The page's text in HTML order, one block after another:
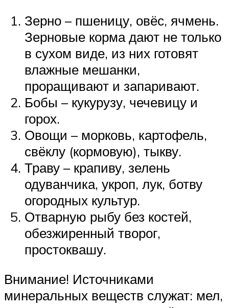
Зерно – пшеницу, овёс, ячмень.
Зерновые корма дают не только
в сухом виде, из них готовят
влажные мешанки,
проращивают и запаривают.
Бобы – кукурузу, чечевицу и
горох.
Овощи – морковь, картофель,
свёклу (кормовую), тыкву.
Траву – крапиву, зелень
одуванчика, укроп, лук, ботву
огородных культур.
Отварную рыбу без костей,
обезжиренный творог,
простоквашу.
Внимание! Источниками
минеральных веществ служат: мел,